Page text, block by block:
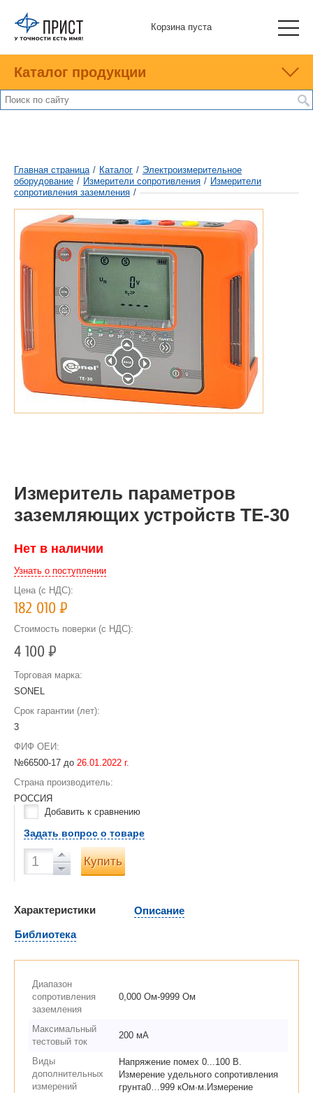
Корзина пуста
Каталог продукции
Главная страница / Каталог / Электроизмерительное
оборудование / Измерители сопротивления / Измерители
сопротивления заземления /
Измеритель параметров
заземляющих устройств ТЕ-30
Нет в наличии
Узнать о поступлении
Цена (с НДС):
182 010Р
Стоимость поверки (с НДС):
4 100Р
Торговая марка:
SONEL
Срок гарантии (лет):
3
ФИФ ОЕИ:
№66500-17 до 26.01.2022 г.
Страна производитель:
РОССИЯ
Добавить к сравнению
Задать вопрос о товаре
Купить
Характеристики
Описание
Библиотека
Диапазон
сопротивления
заземления
0,000 Ом-9999 Ом
Максимальный
тестовый ток
200 мА
Виды
дополнительных
измерений
Напряжение помех 0...100 В.
Измерение удельного сопротивления
грунта0…999 кОм∙м.Измерение